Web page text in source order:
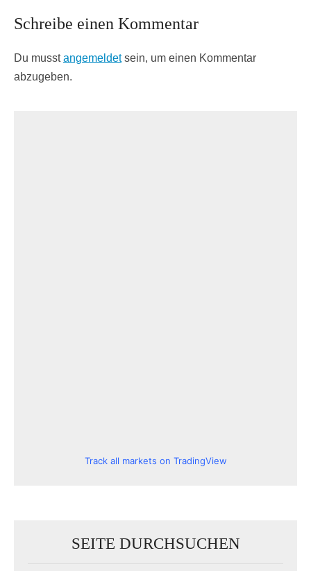
Schreibe einen Kommentar
Du musstangemeldetsein, um einen Kommentar
abzugeben.
Track all markets on TradingView
SEITE DURCHSUCHEN